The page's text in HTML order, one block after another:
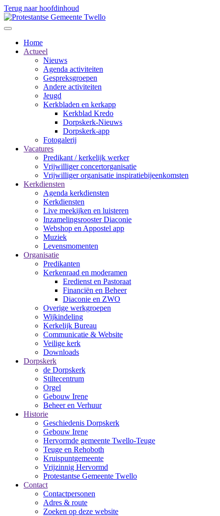
Terug naar hoofdinhoud
Home
Actueel
Nieuws
Agenda activiteiten
Gespreksgroepen
Andere activiteiten
Jeugd
Kerkbladen en kerkapp
Kerkblad Kredo
Dorpskerk-Nieuws
Dorpskerk-app
Fotogalerij
Vacatures
Predikant / kerkelijk werker
Vrijwilliger concertorganisatie
Vrijwilliger organisatie inspiratiebijeenkomsten
Kerkdiensten
Agenda kerkdiensten
Kerkdiensten
Live meekijken en luisteren
Inzamelingsrooster Diaconie
Webshop en Appostel app
Muziek
Levensmomenten
Organisatie
Predikanten
Kerkenraad en moderamen
Eredienst en Pastoraat
Financiën en Beheer
Diaconie en ZWO
Overige werkgroepen
Wijkindeling
Kerkelijk Bureau
Communicatie & Website
Veilige kerk
Downloads
Dorpskerk
de Dorpskerk
Stiltecentrum
Orgel
Gebouw Irene
Beheer en Verhuur
Historie
Geschiedenis Dorpskerk
Gebouw Irene
Hervormde gemeente Twello-Teuge
Teuge en Rehoboth
Kruispuntgemeente
Vrijzinnig Hervormd
Protestantse Gemeente Twello
Contact
Contactpersonen
Adres & route
Zoeken op deze website